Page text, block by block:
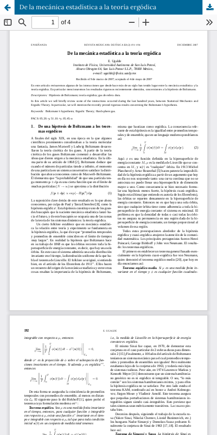
De la mecánica estadística a la teoría ergódica